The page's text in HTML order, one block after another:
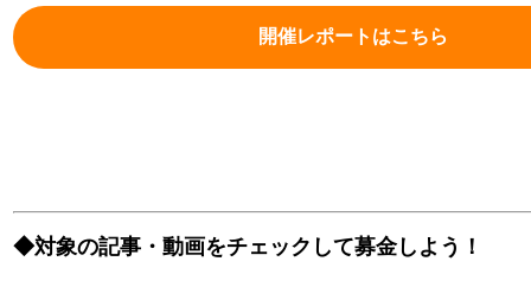
開催レポートはこちら
◆対象の記事・動画をチェックして募金しよう！